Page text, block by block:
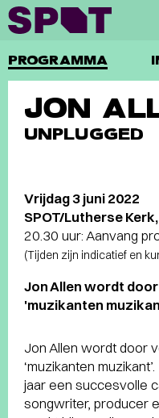
PROGRAMMA
JON
UNPLUGGED
Vrijdag 3 juni 2022
SPOT/Lutherse
20.30 uur: Aanvang
(Tijden zijn indicatief en
Jon Allen wordt
'muzikanten
Jon Allen wordt door
‘muzikanten
jaar een succesvolle
songwriter, producer